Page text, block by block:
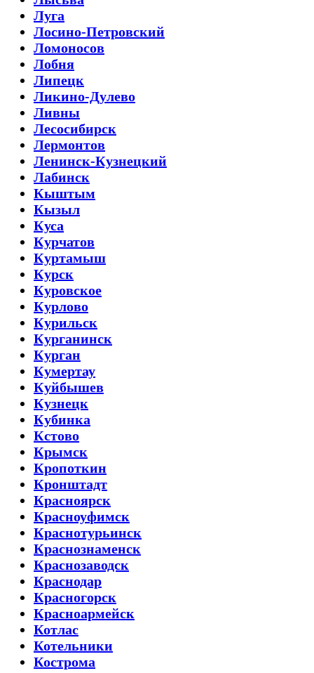
Луга
Лосино-Петровский
Ломоносов
Лобня
Липецк
Ликино-Дулево
Ливны
Лесосибирск
Лермонтов
Ленинск-Кузнецкий
Лабинск
Кыштым
Кызыл
Куса
Курчатов
Куртамыш
Курск
Куровское
Курлово
Курильск
Курганинск
Курган
Кумертау
Куйбышев
Кузнецк
Кубинка
Кстово
Крымск
Кропоткин
Кронштадт
Красноярск
Красноуфимск
Краснотурьинск
Краснознаменск
Краснозаводск
Краснодар
Красногорск
Красноармейск
Котлас
Котельники
Кострома